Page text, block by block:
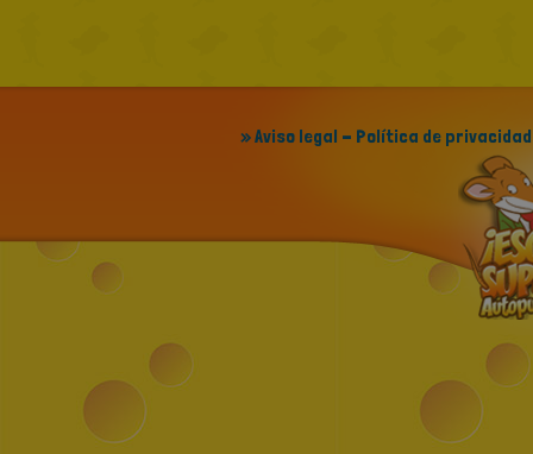
» Aviso legal - Política de privacidad